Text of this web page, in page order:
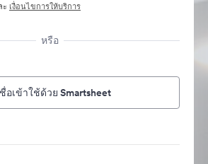
ะ เงื่อนไขการให้บริการ
หรือ
อเข้าใช้ด้วย Smartsheet